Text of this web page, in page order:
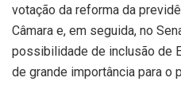
votação da reforma da
Câmara e, em seguida, no
possibilidade de inclusão de
de grande importância para o